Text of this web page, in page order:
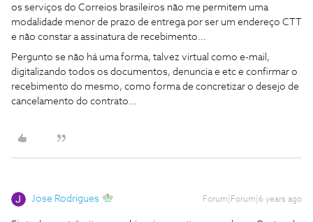
os serviços do Correios brasileiros não me permitem uma
modalidade menor de prazo de entrega por ser um endereço CTT
e não constar a assinatura de recebimento…
Pergunto se não há uma forma, talvez virtual como e-mail,
digitalizando todos os documentos, denuncia e etc e confirmar o
recebimento do mesmo, como forma de concretizar o desejo de
cancelamento do contrato...
Jose Rodrigues Forum|Forum|6 years ago